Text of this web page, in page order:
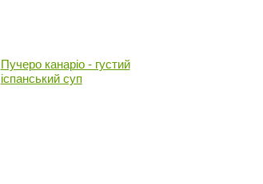
Пучеро канаріо - густий
іспанський суп